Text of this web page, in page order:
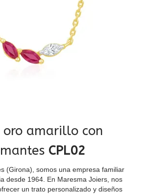
oro amarillo con
CPL02
(Girona), somos una empresa familiar
desde 1964. En Maresma Joiers, nos
un trato personalizado y diseños